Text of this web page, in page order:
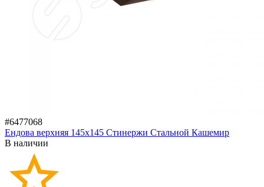
#6477068
Ендова верхняя 145х145 Стинержи Стальной Кашемир
В наличии